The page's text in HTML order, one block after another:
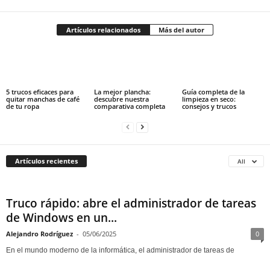
Artículos relacionados Más del autor
5 trucos eficaces para
quitar manchas de café
de tu ropa
La mejor plancha:
descubre nuestra
comparativa completa
Guía completa de la
limpieza en seco:
consejos y trucos
Artículos recientes All
Truco rápido: abre el administrador de tareas
de Windows en un...
Alejandro Rodríguez - 05/06/2025 0
En el mundo moderno de la informática, el administrador de tareas de